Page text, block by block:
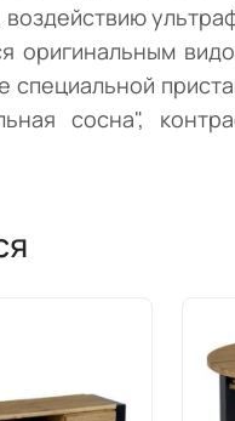
оригинальным
сосна",